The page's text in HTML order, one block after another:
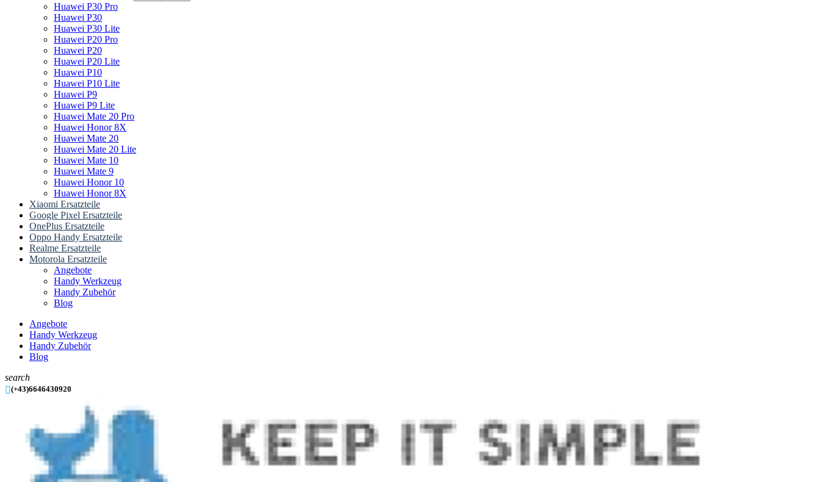
Huawei P30 Pro
Huawei P30
Huawei P30 Lite
Huawei P20 Pro
Huawei P20
Huawei P20 Lite
Huawei P10
Huawei P10 Lite
Huawei P9
Huawei P9 Lite
Huawei Mate 20 Pro
Huawei Honor 8X
Huawei Mate 20
Huawei Mate 20 Lite
Huawei Mate 10
Huawei Mate 9
Huawei Honor 10
Huawei Honor 8X
Xiaomi Ersatzteile
Google Pixel Ersatzteile
OnePlus Ersatzteile
Oppo Handy Ersatzteile
Realme Ersatzteile
Motorola Ersatzteile
Angebote
Handy Werkzeug
Handy Zubehör
Blog
Angebote
Handy Werkzeug
Handy Zubehör
Blog
search
(+43)6646430920